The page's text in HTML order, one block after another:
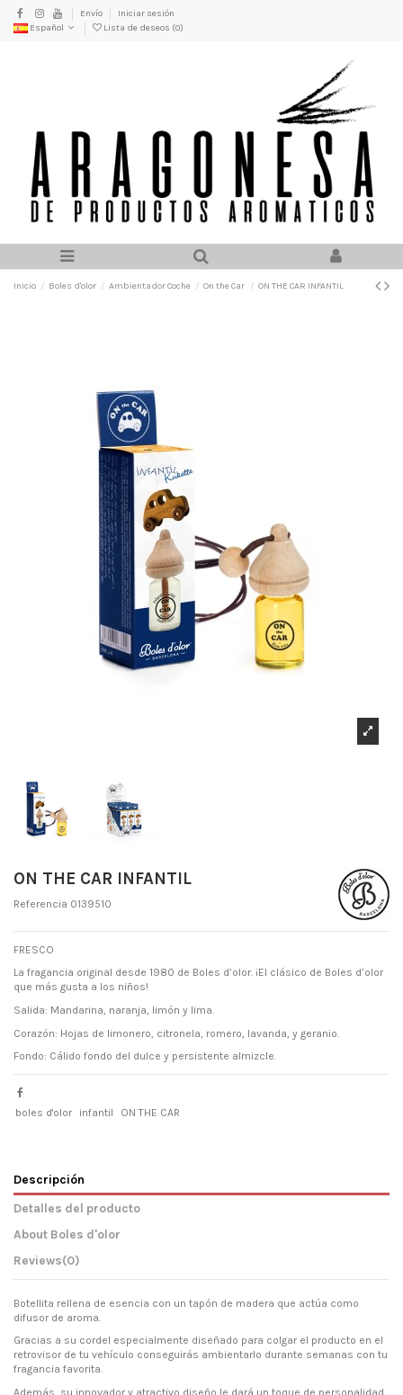
Envío
Iniciar sesión
Español
Lista de deseos (0)
Inicio Boles d'olor Ambientador Coche On the Car ON THE CAR INFANTIL
ON THE CAR INFANTIL
Referencia 0139510
FRESCO
La fragancia original desde 1980 de Boles d’olor. ¡El clásico de Boles d’olor
que más gusta a los niños!
Salida: Mandarina, naranja, limón y lima.
Corazón: Hojas de limonero, citronela, romero, lavanda, y geranio.
Fondo: Cálido fondo del dulce y persistente almizcle.
boles d'olor infantil ON THE CAR
Descripción
Detalles del producto
About Boles d'olor
Reviews(0)
Botellita rellena de esencia con un tapón de madera que actúa como
difusor de aroma.
Gracias a su cordel especialmente diseñado para colgar el producto en el
retrovisor de tu vehículo conseguirás ambientarlo durante semanas con tu
fragancia favorita.
Además, su innovador y atractivo diseño le dará un toque de personalidad